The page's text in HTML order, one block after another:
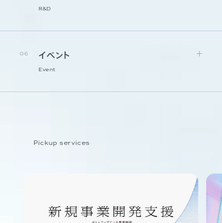
R&D
06 イベント
Event
Pickup services